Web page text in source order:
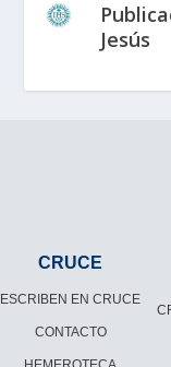
Jesús
CRUCE
ESCRIBEN EN CRUCE
CONTACTO